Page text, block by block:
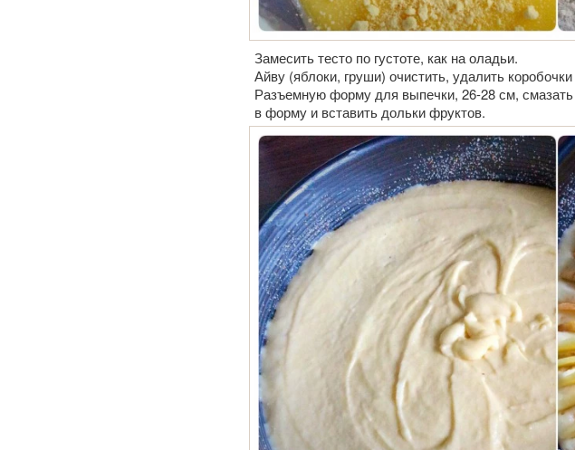
Замесить тесто по густоте, как на оладьи.
Айву (яблоки, груши) очистить, удалить
Разъемную форму для выпечки, 26-28 см,
в форму и вставить дольки фруктов.